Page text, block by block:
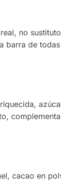
no
barra de
cacao en